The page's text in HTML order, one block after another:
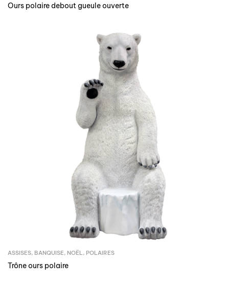
Ours polaire debout gueule ouverte
ASSISES, BANQUISE, NOËL, POLAIRES
Trône ours polaire